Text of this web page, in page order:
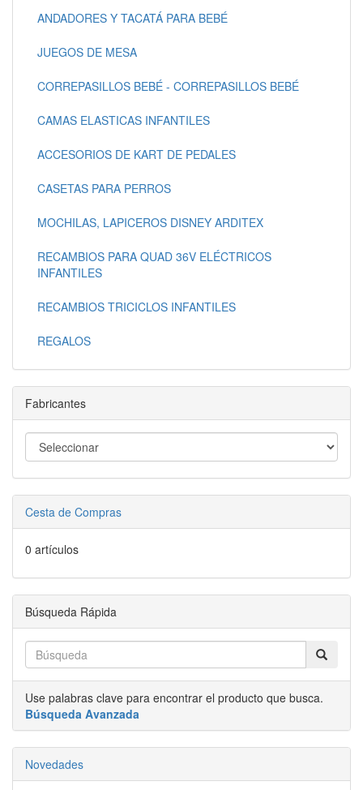
ANDADORES Y TACATÁ PARA BEBÉ
JUEGOS DE MESA
CORREPASILLOS BEBÉ - CORREPASILLOS BEBÉ
CAMAS ELASTICAS INFANTILES
ACCESORIOS DE KART DE PEDALES
CASETAS PARA PERROS
MOCHILAS, LAPICEROS DISNEY ARDITEX
RECAMBIOS PARA QUAD 36V ELÉCTRICOS
INFANTILES
RECAMBIOS TRICICLOS INFANTILES
REGALOS
Fabricantes
Cesta de Compras
0 artículos
Búsqueda Rápida
Use palabras clave para encontrar el producto que busca.
Búsqueda Avanzada
Novedades